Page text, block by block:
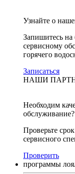
Узнайте о
Запишитесь
сервисному
горячего
Записаться
НАШИ
Необходим
обслуживание?
Проверьте
сервисного
Проверить
программы